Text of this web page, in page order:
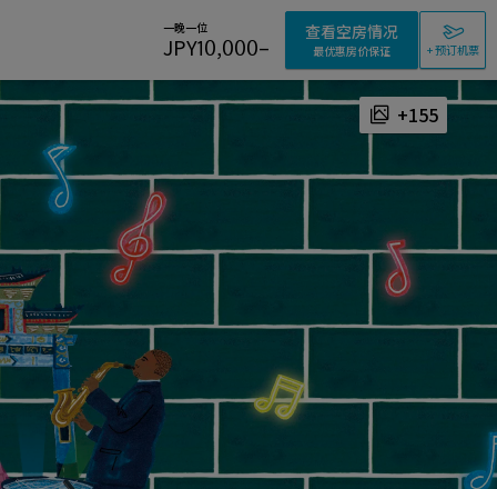
一晚一位
JPY10,000–
查看空房情况
最优惠房价保证 + 预订机票
+155